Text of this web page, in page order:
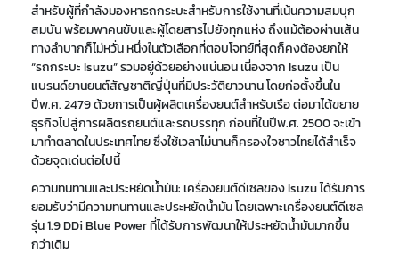
สำหรับผู้ที่กำลังมองหารถกระบะสำหรับการใช้งานที่เน้นความสมบุก
สมบัน พร้อมพาคนขับและผู้โดยสารไปยังทุกแห่ง ถึงแม้ต้องผ่านเส้น
ทางลำบากก็ไม่หวั่น หนึ่งในตัวเลือกที่ตอบโจทย์ที่สุดก็คงต้องยกให้
“รถกระบะ Isuzu” รวมอยู่ด้วยอย่างแน่นอน เนื่องจาก Isuzu เป็น
แบรนด์ยานยนต์สัญชาติญี่ปุ่นที่มีประวัติยาวนาน โดยก่อตั้งขึ้นใน
ปีพ.ศ. 2479 ด้วยการเป็นผู้ผลิตเครื่องยนต์สำหรับเรือ ต่อมาได้ขยาย
ธุรกิจไปสู่การผลิตรถยนต์และรถบรรทุก ก่อนที่ในปีพ.ศ. 2500 จะเข้า
มาทำตลาดในประเทศไทย ซึ่งใช้เวลาไม่นานก็ครองใจชาวไทยได้สำเร็จ
ด้วยจุดเด่นต่อไปนี้
ความทนทานและประหยัดน้ำมัน: เครื่องยนต์ดีเซลของ Isuzu ได้รับการ
ยอมรับว่ามีความทนทานและประหยัดน้ำมัน โดยเฉพาะเครื่องยนต์ดีเซล
รุ่น 1.9 DDi Blue Power ที่ได้รับการพัฒนาให้ประหยัดน้ำมันมากขึ้น
กว่าเดิม